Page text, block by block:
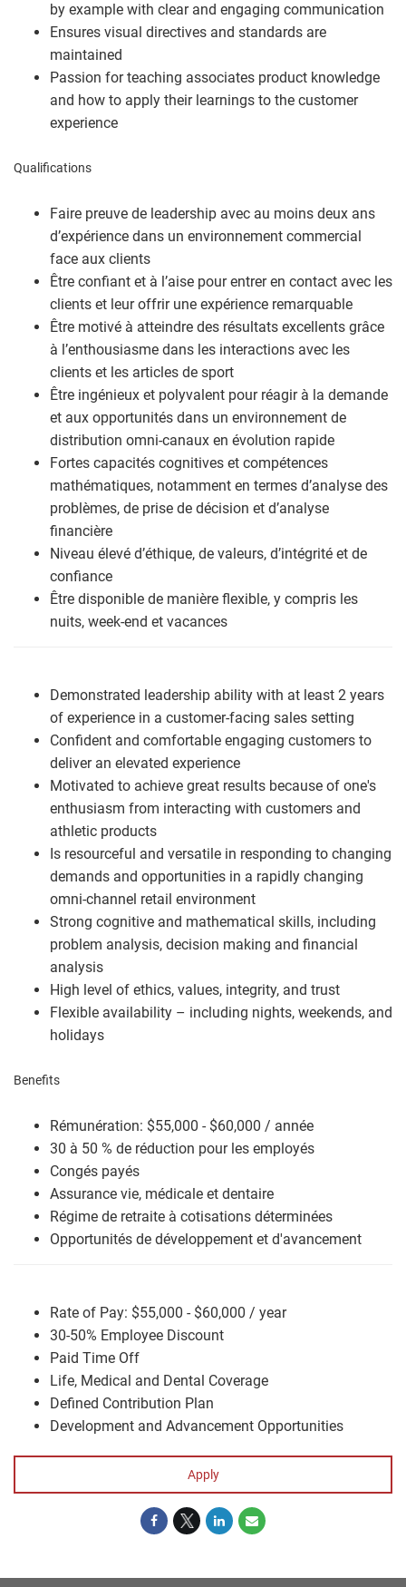
by example with clear and engaging communication
Ensures visual directives and standards are
maintained
Passion for teaching associates product knowledge
and how to apply their learnings to the customer
experience
Qualifications
Faire preuve de leadership avec au moins deux ans
d’expérience dans un environnement commercial
face aux clients
Être confiant et à l’aise pour entrer en contact avec les
clients et leur offrir une expérience remarquable
Être motivé à atteindre des résultats excellents grâce
à l’enthousiasme dans les interactions avec les
clients et les articles de sport
Être ingénieux et polyvalent pour réagir à la demande
et aux opportunités dans un environnement de
distribution omni-canaux en évolution rapide
Fortes capacités cognitives et compétences
mathématiques, notamment en termes d’analyse des
problèmes, de prise de décision et d’analyse
financière
Niveau élevé d’éthique, de valeurs, d’intégrité et de
confiance
Être disponible de manière flexible, y compris les
nuits, week-end et vacances
Demonstrated leadership ability with at least 2 years
of experience in a customer-facing sales setting
Confident and comfortable engaging customers to
deliver an elevated experience
Motivated to achieve great results because of one's
enthusiasm from interacting with customers and
athletic products
Is resourceful and versatile in responding to changing
demands and opportunities in a rapidly changing
omni-channel retail environment
Strong cognitive and mathematical skills, including
problem analysis, decision making and financial
analysis
High level of ethics, values, integrity, and trust
Flexible availability – including nights, weekends, and
holidays
Benefits
Rémunération: $55,000 - $60,000 / année
30 à 50 % de réduction pour les employés
Congés payés
Assurance vie, médicale et dentaire
Régime de retraite à cotisations déterminées
Opportunités de développement et d'avancement
Rate of Pay: $55,000 - $60,000 / year
30-50% Employee Discount
Paid Time Off
Life, Medical and Dental Coverage
Defined Contribution Plan
Development and Advancement Opportunities
Apply